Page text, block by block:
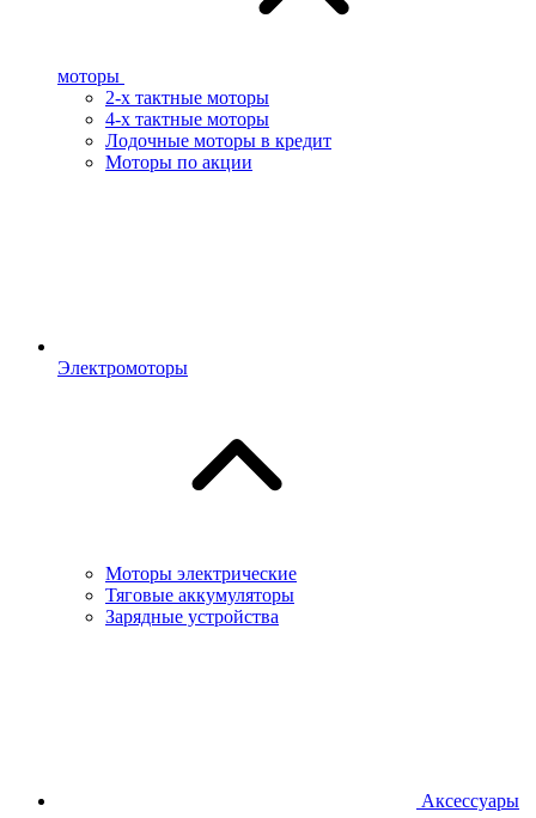
моторы
2-х тактные моторы
4-х тактные моторы
Лодочные моторы в кредит
Моторы по акции
Электромоторы
Моторы электрические
Тяговые аккумуляторы
Зарядные устройства
Аксессуары